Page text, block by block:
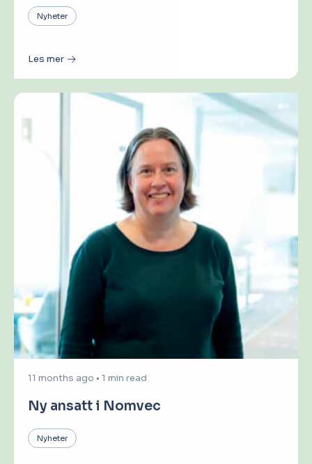
Nyheter
Les mer
11 months ago • 1 min read
Ny ansatt i Nomvec
Nyheter